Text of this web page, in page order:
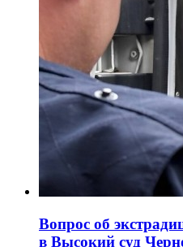
Mr. Beast
несмотря на